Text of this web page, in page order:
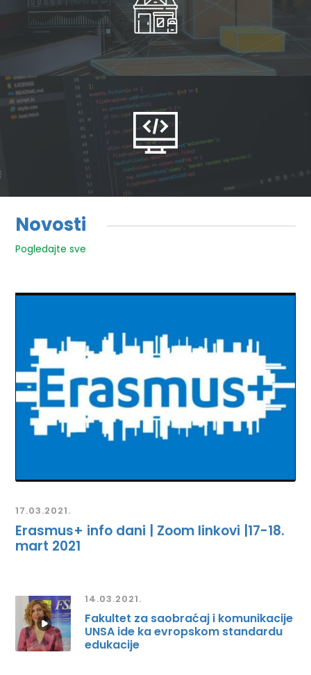
Novosti
Pogledajte sve
17.03.2021.
Erasmus+ info dani | Zoom linkovi |17-18.
mart 2021
14.03.2021.
Fakultet za saobraćaj i komunikacije
UNSA ide ka evropskom standardu
edukacije